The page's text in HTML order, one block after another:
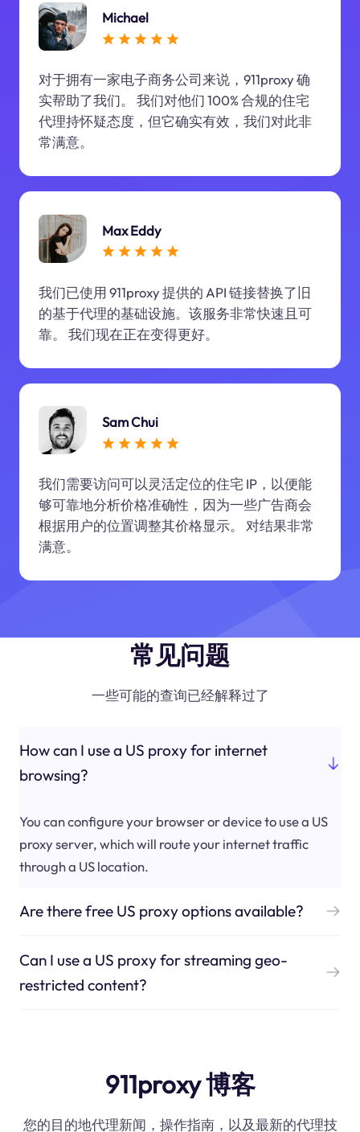
Michael
对于拥有一家电子商务公司来说，911proxy 确
实帮助了我们。 我们对他们 100% 合规的住宅
代理持怀疑态度，但它确实有效，我们对此非
常满意。
Max Eddy
我们已使用 911proxy 提供的 API 链接替换了旧
的基于代理的基础设施。该服务非常快速且可
靠。 我们现在正在变得更好。
Sam Chui
我们需要访问可以灵活定位的住宅 IP，以便能
够可靠地分析价格准确性，因为一些广告商会
根据用户的位置调整其价格显示。 对结果非常
满意。
常见问题
一些可能的查询已经解释过了
How can I use a US proxy for internet
browsing?
You can configure your browser or device to use a US
proxy server, which will route your internet traffic
through a US location.
Are there free US proxy options available?
Can I use a US proxy for streaming geo-
restricted content?
911proxy 博客
您的目的地代理新闻，操作指南，以及最新的代理技